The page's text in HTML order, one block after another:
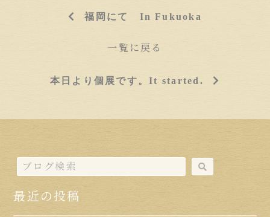
福岡にて In Fukuoka
一覧に戻る
本日より個展です。It started.
最近の投稿